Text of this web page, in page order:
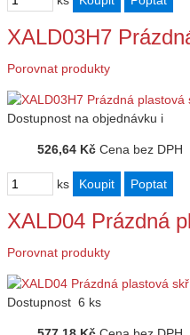
XALD03H7
Porovnat produkty
Dostupnost na objednávku i
526,64 Kč Cena bez DPH
ks
XALD04 Prázdná
Porovnat produkty
Dostupnost 6 ks